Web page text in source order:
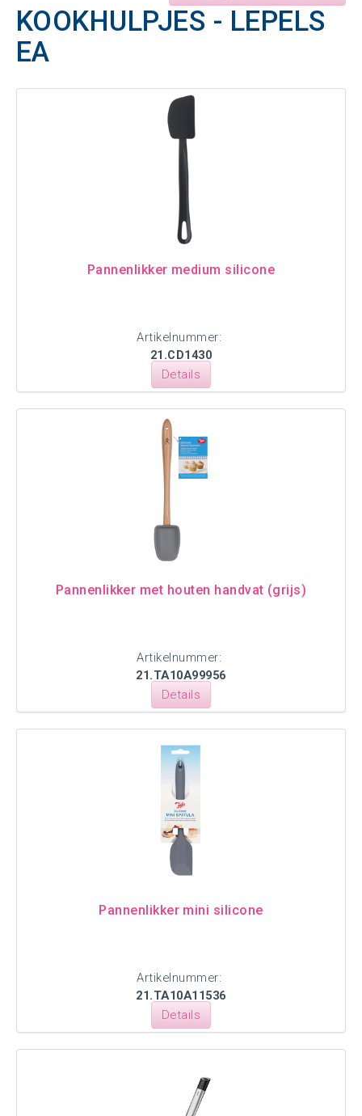
KOOKHULPJES - LEPELS
EA
Pannenlikker medium silicone
Artikelnummer:
21.CD1430
Details
Pannenlikker met houten handvat (grijs)
Artikelnummer:
21.TA10A99956
Details
Pannenlikker mini silicone
Artikelnummer:
21.TA10A11536
Details